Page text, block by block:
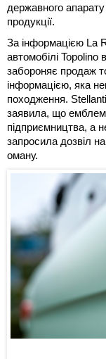
державного
продукції.
За інформацією La
автомобілі Topolino
забороняє продаж
інформацією, яка
походження.
заявила, що
підприємництва, а
запросила дозвіл
оману.